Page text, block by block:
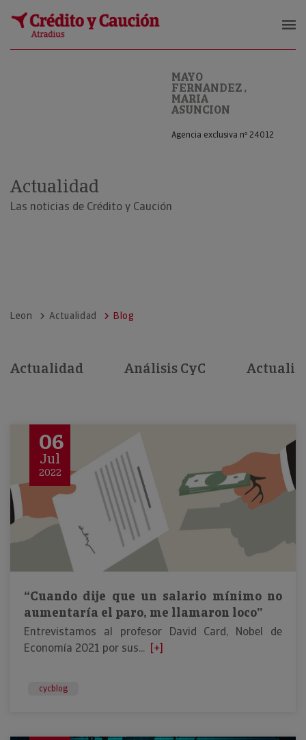
MAYO FERNANDEZ , MARIA
MAYO
FERNANDEZ ,
MARIA
ASUNCION
Agencia exclusiva nº 24012
Actualidad
Las noticias de Crédito y Caución
Leon Actualidad Blog
Actualidad Análisis CyC
06
Jul
2022
“Cuando dije que un salario mínimo no
aumentaría el paro, me llamaron loco”
Entrevistamos al profesor David Card, Nobel de
Economía 2021 por sus... [+]
cycblog